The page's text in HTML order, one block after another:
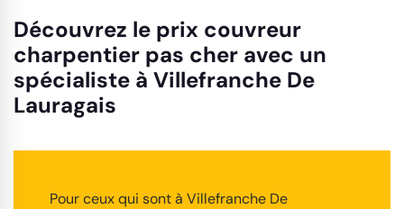
Découvrez le prix couvreur
charpentier pas cher avec un
spécialiste à Villefranche De
Lauragais
Pour ceux qui sont à Villefranche De